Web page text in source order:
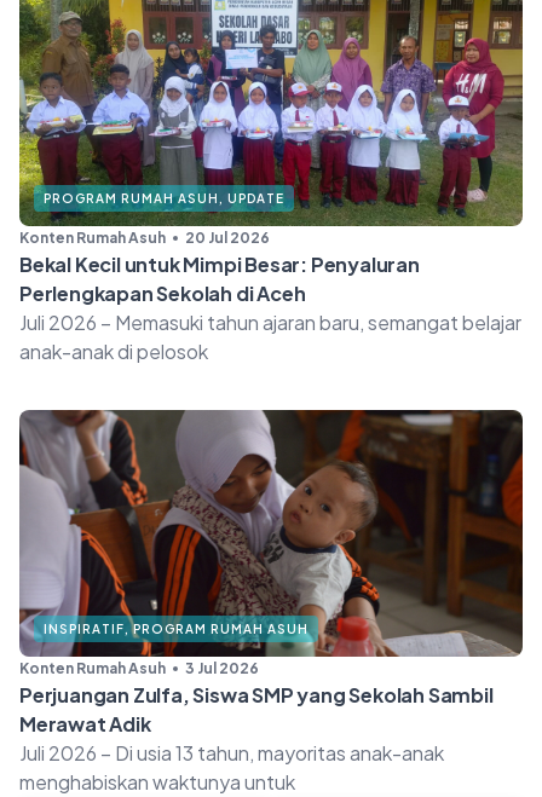
PROGRAM RUMAH ASUH , UPDATE
Konten Rumah Asuh 20 Jul 2026
Bekal Kecil untuk Mimpi Besar: Penyaluran
Perlengkapan Sekolah di Aceh
Juli 2026 – Memasuki tahun ajaran baru, semangat belajar
anak-anak di pelosok
INSPIRATIF,PROGRAM RUMAH ASUH
Konten Rumah Asuh 3 Jul 2026
Perjuangan Zulfa, Siswa SMP yang Sekolah Sambil
Merawat Adik
Juli 2026 – Di usia 13 tahun, mayoritas anak-anak
menghabiskan waktunya untuk